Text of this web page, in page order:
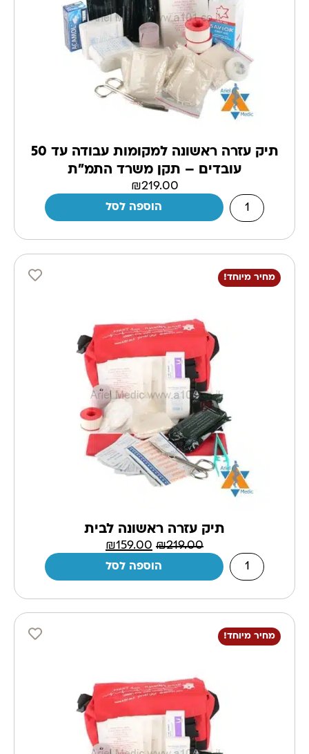
תיק עזרה ראשונה למקומות עבודה עד 50
עובדים – תקן משרד התמ"ת
₪219.00
הוספה לסל
מחיר מיוחד!
תיק עזרה ראשונה לבית
₪219.00
₪159.00
הוספה לסל
מחיר מיוחד!